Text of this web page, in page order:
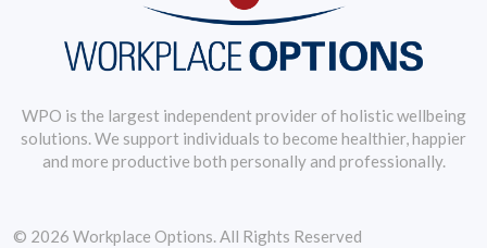
WPO is the largest independent provider of holistic wellbeing
solutions. We support individuals to become healthier, happier
and more productive both personally and professionally.
© 2026 Workplace Options. All Rights Reserved